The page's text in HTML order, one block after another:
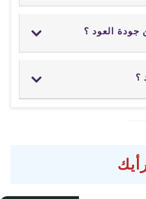
جودة العود ؟
؟